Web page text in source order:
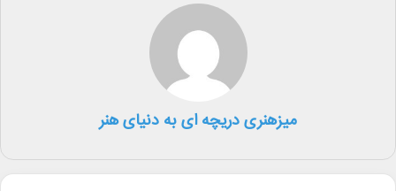
«نظر به اهمیت و تاثیر رویداد ملی «هفته کتاب» در توسعه و ترویج
فرهنگ کتاب و کتابخوانی، با استعانت از خداوند متعال جنابعالی به
عنوان «دبیر ستاد برگزاری سی‌ودومین دوره هفته کتاب استان» منصوب
امید است در راستای اهداف دولت، ضمن هم‌افزایی و بهره‌گیری از
میزهنری دریچه ای به دنیای هنر